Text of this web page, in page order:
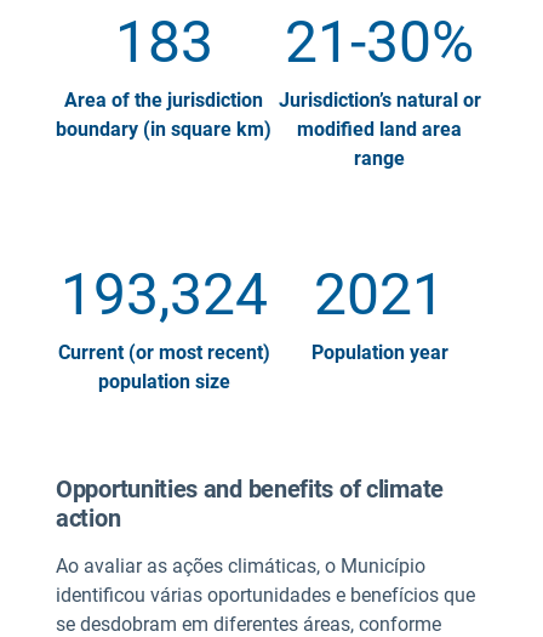
183
Area of the jurisdiction
boundary (in square km)
21-30%
Jurisdiction’s natural or
modified land area
range
193,324
Current (or most recent)
population size
2021
Population year
Opportunities and benefits of climate
action
Ao avaliar as ações climáticas, o Município
identificou várias oportunidades e benefícios que
se desdobram em diferentes áreas, conforme